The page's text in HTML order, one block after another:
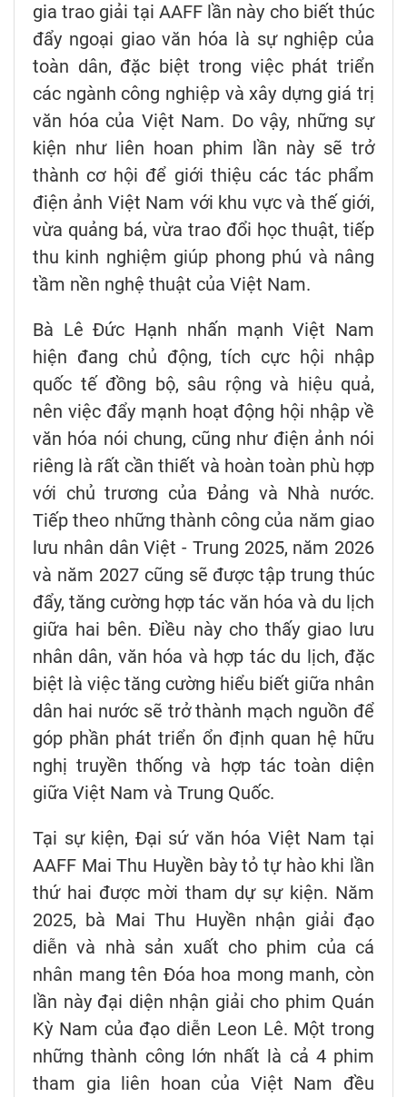
gia trao giải tại AAFF lần này cho biết thúc
đẩy ngoại giao văn hóa là sự nghiệp của
toàn dân, đặc biệt trong việc phát triển
các ngành công nghiệp và xây dựng giá trị
văn hóa của Việt Nam. Do vậy, những sự
kiện như liên hoan phim lần này sẽ trở
thành cơ hội để giới thiệu các tác phẩm
điện ảnh Việt Nam với khu vực và thế giới,
vừa quảng bá, vừa trao đổi học thuật, tiếp
thu kinh nghiệm giúp phong phú và nâng
tầm nền nghệ thuật của Việt Nam.
Bà Lê Đức Hạnh nhấn mạnh Việt Nam
hiện đang chủ động, tích cực hội nhập
quốc tế đồng bộ, sâu rộng và hiệu quả,
nên việc đẩy mạnh hoạt động hội nhập về
văn hóa nói chung, cũng như điện ảnh nói
riêng là rất cần thiết và hoàn toàn phù hợp
với chủ trương của Đảng và Nhà nước.
Tiếp theo những thành công của năm giao
lưu nhân dân Việt - Trung 2025, năm 2026
và năm 2027 cũng sẽ được tập trung thúc
đẩy, tăng cường hợp tác văn hóa và du lịch
giữa hai bên. Điều này cho thấy giao lưu
nhân dân, văn hóa và hợp tác du lịch, đặc
biệt là việc tăng cường hiểu biết giữa nhân
dân hai nước sẽ trở thành mạch nguồn để
góp phần phát triển ổn định quan hệ hữu
nghị truyền thống và hợp tác toàn diện
giữa Việt Nam và Trung Quốc.
Tại sự kiện, Đại sứ văn hóa Việt Nam tại
AAFF Mai Thu Huyền bày tỏ tự hào khi lần
thứ hai được mời tham dự sự kiện. Năm
2025, bà Mai Thu Huyền nhận giải đạo
diễn và nhà sản xuất cho phim của cá
nhân mang tên Đóa hoa mong manh, còn
lần này đại diện nhận giải cho phim Quán
Kỳ Nam của đạo diễn Leon Lê. Một trong
những thành công lớn nhất là cả 4 phim
tham gia liên hoan của Việt Nam đều